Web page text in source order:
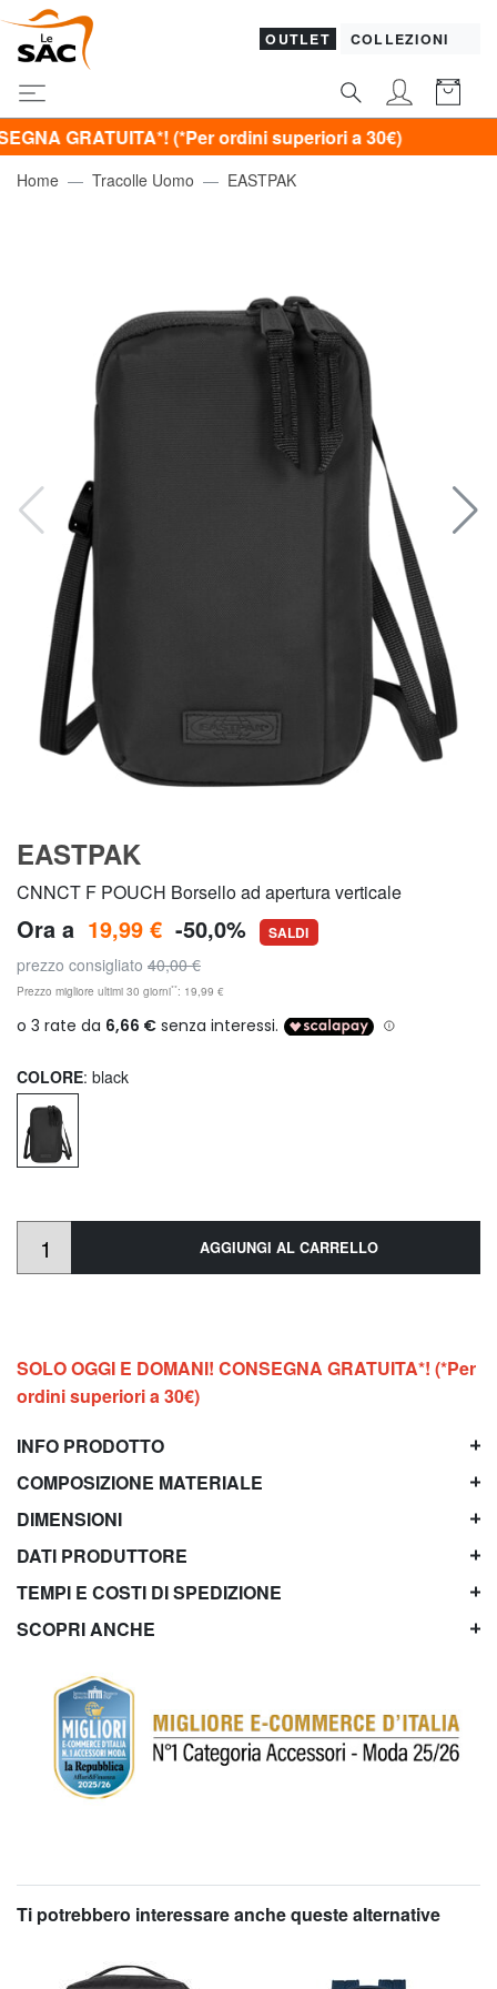
OUTLET COLLEZIONI
(*Per ordini superiori a 30€)
Home Tracolle Uomo EASTPAK
EASTPAK
CNNCT F POUCH Borsello ad apertura verticale
Ora a 19,99 € -50,0% SALDI
prezzo consigliato 40,00 €
Prezzo migliore ultimi 30 giorni**: 19,99 €
COLORE: black
AGGIUNGI AL CARRELLO
SOLO OGGI E DOMANI! CONSEGNA GRATUITA*! (*Per
ordini superiori a 30€)
INFO PRODOTTO
COMPOSIZIONE MATERIALE
DIMENSIONI
DATI PRODUTTORE
TEMPI E COSTI DI SPEDIZIONE
SCOPRI ANCHE
Ti potrebbero interessare anche queste alternative